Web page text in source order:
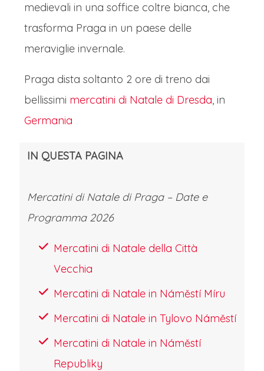
loro bancarelle di legno che offrono
artigianato locale di eccellenza: dalle
celeberrime palline di vetro soffiato
alle delicate porcellane dipinte a
mano, dalle lanterne in metallo
battuto ai tradizionali presepi di legno.
melodie degli ensemble musicali che
alberi illuminati, mentre l'aria si carica
dei profumi irresistibili della cucina
notturna dal Ponte Carlo, quando le
luci dei mercatini si riflettono sulle
acque della Moldava creando un
effetto di rara poesia.
medievali in una soffice coltre bianca, che
trasforma Praga in un paese delle
meraviglie invernale.
Praga dista soltanto 2 ore di treno dai
bellissimi mercatini di Natale di Dresda, in
Germania
IN QUESTA PAGINA
Mercatini di Natale di Praga – Date e
Programma 2026
Mercatini di Natale della Città
Vecchia
Mercatini di Natale in Náměstí Míru
Mercatini di Natale in Tylovo Náměstí
Mercatini di Natale in Náměstí
Republiky